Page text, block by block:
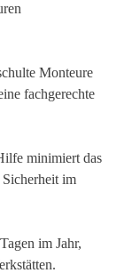
Monteure
fachgerechte
minimiert das
im
im Jahr,